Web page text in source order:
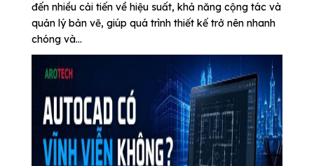
đến nhiều cải tiến về hiệu suất, khả năng cộng tác và
quản lý bản vẽ, giúp quá trình thiết kế trở nên nhanh
chóng và...